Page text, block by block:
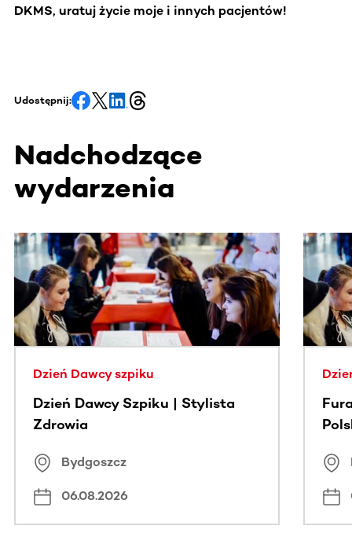
DKMS, uratuj życie moje i innych pacjentów!
Udostępnij:
Nadchodzące
wydarzenia
Ta sekcja zawiera treści przewijane w poziomie. Użyj
Dzień Dawcy szpiku
Dzień Dawcy Szpiku | Stylista
Zdrowia
Bydgoszcz
06.08.2026